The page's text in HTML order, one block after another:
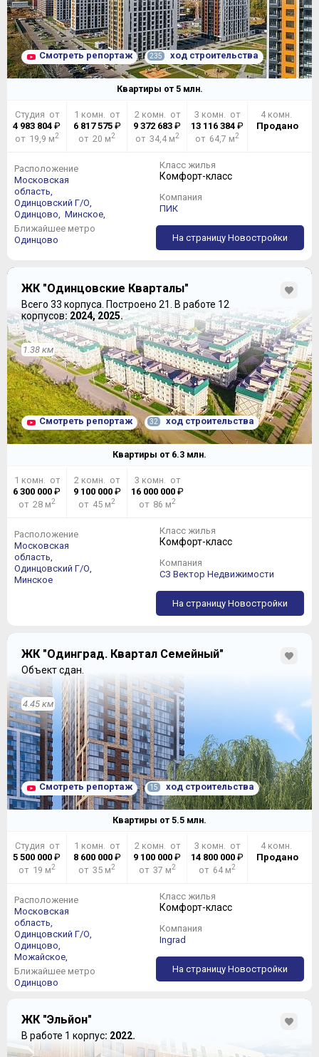
Смотреть репортаж 235 ход строительства
Квартиры от 5млн.
Студия от
4 983 804 ₽
от 19,9 м2
1 комн. от
6 817 575₽
от 20 м2
2 комн. от
9 372 683 ₽
от 34,4 м2
3 комн. от
13 116 384 ₽
от 64,7 м2
4 комн.
Продано
Расположение
Московская
область,
Одинцовский Г/О,
Одинцово,
Минское,
Ближайшее метро
Одинцово
Класс жилья
Комфорт-класс
Компания
ПИК
На страницу Новостройки
ЖК "Одинцовские Кварталы"
Всего 33 корпуса. Построено 21.
В работе 12
корпусов: 2024, 2025.
1.38 км
Смотреть репортаж 32 ход строительства
Квартиры от 6.3 млн.
1 комн. от
6 300 000 ₽
от 28 м2
2 комн. от
9 100 000₽
от 45 м2
3 комн. от
16 000 000₽
от 86 м2
Расположение
Московская
область,
Одинцовский Г/О,
Минское
Класс жилья
Комфорт-класс
Компания
СЗ Вектор Недвижимости
На страницу Новостройки
ЖК "Одинград. Квартал Семейный"
Объект сдан.
4.45 км
Смотреть репортаж 15 ход строительства
Квартиры от 5.5 млн.
Студия от
5 500 000 ₽
от 19 м2
1 комн. от
8 600 000₽
от 35 м2
2 комн. от
9 100 000 ₽
от 37 м2
3 комн. от
14 800 000 ₽
от 64 м2
4 комн.
Продано
Расположение
Московская
область,
Одинцовский Г/О,
Одинцово,
Можайское,
Ближайшее метро
Одинцово
Класс жилья
Комфорт-класс
Компания
Ingrad
На страницу Новостройки
ЖК "Эльйон"
В работе 1 корпус: 2022.